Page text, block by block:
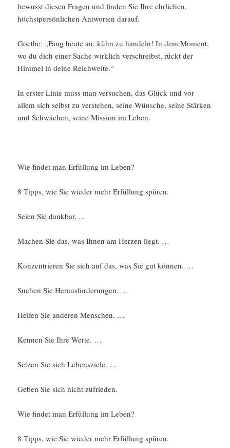
bewusst diesen Fragen und finden Sie Ihre ehrlichen,
höchstpersönlichen Antworten darauf.
Goethe: „Fang heute an, kühn zu handeln! In dem Moment,
wo du dich einer Sache wirklich verschreibst, rückt der
Himmel in deine Reichweite.“
In erster Linie muss man versuchen, das Glück und vor
allem sich selbst zu verstehen, seine Wünsche, seine Stärken
und Schwächen, seine Mission im Leben.
Wie findet man Erfüllung im Leben?
8 Tipps, wie Sie wieder mehr Erfüllung spüren.
Seien Sie dankbar. …
Machen Sie das, was Ihnen am Herzen liegt. …
Konzentrieren Sie sich auf das, was Sie gut können. …
Suchen Sie Herausforderungen. …
Helfen Sie anderen Menschen. …
Kennen Sie Ihre Werte. …
Setzen Sie sich Lebensziele. …
Geben Sie sich nicht zufrieden.
Wie findet man Erfüllung im Leben?
8 Tipps, wie Sie wieder mehr Erfüllung spüren.